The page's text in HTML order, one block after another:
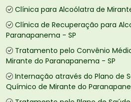
Clínica para Alcoólatra de
Clínica de Recuperação para
Paranapanema - SP
Tratamento pelo Convênio
Mirante do Paranapanema - SP
Internação através do Plano de
Químico de Mirante do